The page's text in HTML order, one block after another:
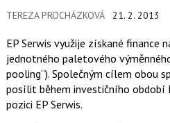
TEREZA PROCHÁZKOVÁ 21. 2. 2013
EP Serwis využije získané finance
jednotného paletového
pooling“). Společným cílem obou
posílit během investičního období
pozici EP Serwis.